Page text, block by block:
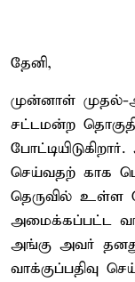
தேனி,
முன்னாள்
சட்டமன்ற
செய்வதற் காக
தெருவில் உள்ள
அமைக்கப்பட்ட
அங்கு அவர்
வாக்குப்பதிவு